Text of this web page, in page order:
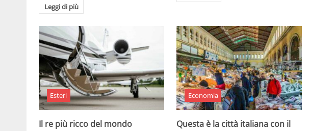
Leggi di più
Esteri
Il re più ricco del mondo
Economia
Questa è la città italiana con il